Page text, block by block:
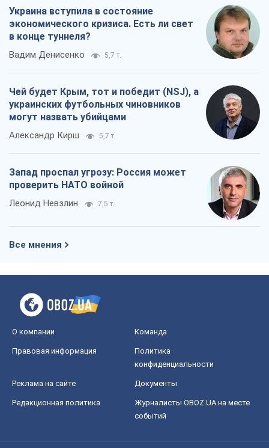
Украина вступила в состояние
экономического кризиса. Есть ли свет
в конце туннеля?
Вадим Денисенко 5,7 т.
Чей будет Крым, тот и победит (NSJ), а
украинских футбольных чиновников
могут назвать убийцами
Александр Кирш 5,7 т.
Запад проспал угрозу: Россия может
проверить НАТО войной
Леонид Невзлин 7,5 т.
Все мнения
О компании Команда
Правовая информация
Политика
конфиденциальности
Реклама на сайте Документы
Редакционная политика
Журналисты OBOZ.UA на месте
событий